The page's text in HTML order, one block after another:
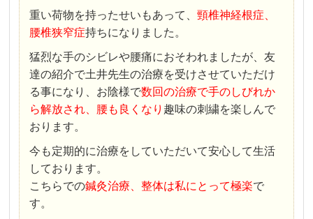
重い荷物を持ったせいもあって、頸椎神経根症、
腰椎狭窄症持ちになりました。
猛烈な手のシビレや腰痛におそわれましたが、友
達の紹介で土井先生の治療を受けさせていただけ
る事になり、お陰様で数回の治療で手のしびれか
ら解放され、腰も良くなり 趣味の刺繍を楽しんで
おります。
今も定期的に治療をしていただいて安心して生活
しております。
こちらでの鍼灸治療、整体は私にとって極楽で
す。